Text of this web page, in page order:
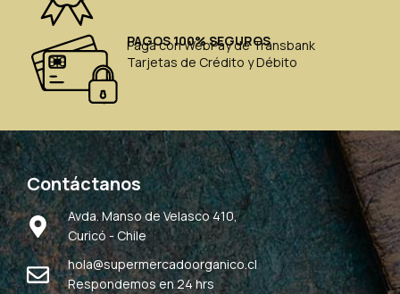
PAGOS 100% SEGUROS
Paga con WebPay de Transbank
Tarjetas de Crédito y Débito
Contáctanos
Avda. Manso de Velasco 410,
Curicó - Chile
hola@supermercadoorganico.cl
Respondemos en 24 hrs